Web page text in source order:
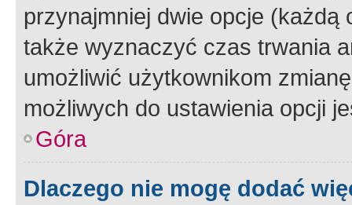
przynajmniej dwie opcje
także wyznaczyć czas trwania
umożliwić użytkownikom
możliwych do ustawienia opcji
Góra
Dlaczego nie mogę dodać